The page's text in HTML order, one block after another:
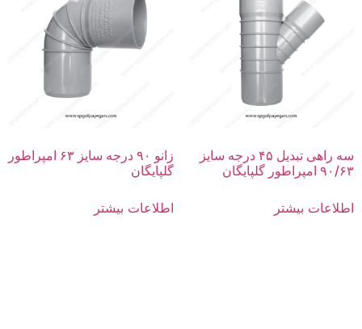
سه راهی تبدیل ۴۵ درجه سایز
۹۰/۶۳ امپراطور گلپایگان
اطلاعات بیشتر
زانو ۹۰ درجه سایز ۶۳ امپراطور
گلپایگان
اطلاعات بیشتر